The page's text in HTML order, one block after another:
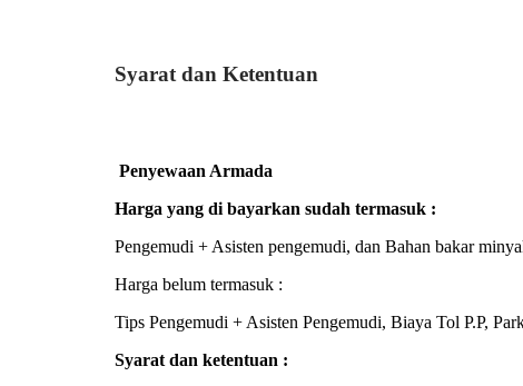
Syarat dan Ketentuan
Penyewaan Armada
Harga yang di bayarkan sudah termasuk :
Pengemudi + Asisten pengemudi, dan Bahan bakar
Harga belum termasuk :
Tips Pengemudi + Asisten Pengemudi, Biaya Tol P.P,
Syarat dan ketentuan :